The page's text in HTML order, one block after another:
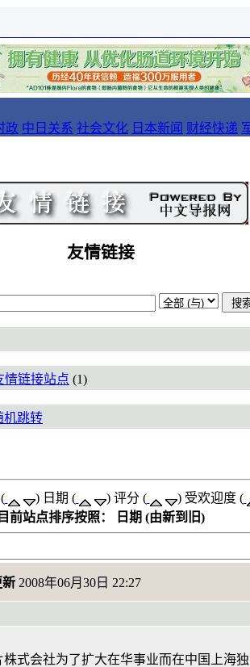
政 中日关系 社会文化 日本新闻 财经快递
友情链接
情链接站点 (1)
机跳转
) 日期 ( ) 评分 ( ) 受欢迎度 (
目前站点排序按照： 日期 (由新到旧)
新 2008年06月30日 22:27
式会社为了扩大在华事业而在中国上海